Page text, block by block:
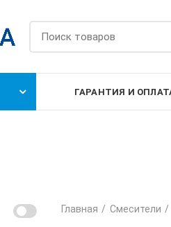
ГАРАНТИЯ И
Главная Смесители